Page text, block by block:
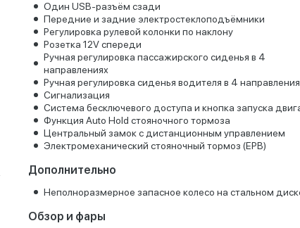
Один USB-разъём сзади
Передние и задние электростеклоподъёмники
Регулировка рулевой колонки по наклону
Розетка 12V спереди
Ручная регулировка пассажирского сиденья в 4
направлениях
Ручная регулировка сиденья водителя в 4
Сигнализация
Система бесключевого доступа и кнопка запуска
Функция Auto Hold стояночного тормоза
Центральный замок с дистанционным управлением
Электромеханический стояночный тормоз (EPB)
Дополнительно
Неполноразмерное запасное колесо на стальном
Обзор и фары